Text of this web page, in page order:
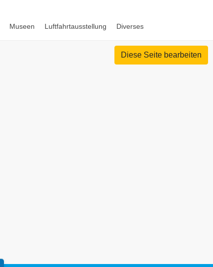
Museen Luftfahrtausstellung Diverses
Diese Seite bearbeiten